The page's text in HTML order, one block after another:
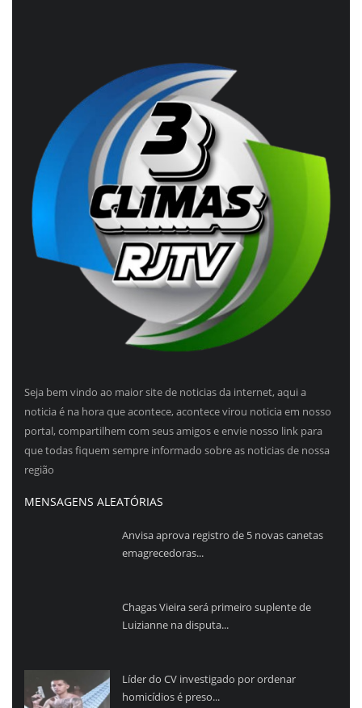
Seja bem vindo ao maior site de noticias da internet, aqui a
noticia é na hora que acontece, acontece virou noticia em nosso
portal, compartilhem com seus amigos e envie nosso link para
que todas fiquem sempre informado sobre as noticias de nossa
região
MENSAGENS ALEATÓRIAS
Anvisa aprova registro de 5 novas canetas
emagrecedoras...
Chagas Vieira será primeiro suplente de
Luizianne na disputa...
Líder do CV investigado por ordenar
homicídios é preso...